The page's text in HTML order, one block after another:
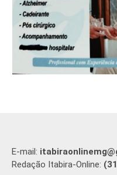
E-mail:
Redação Itabira-Online: